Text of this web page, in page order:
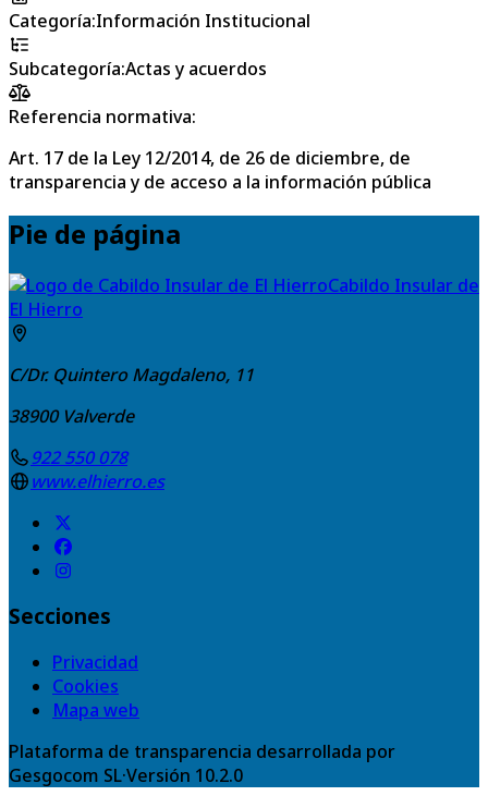
Categoría:Información Institucional
Subcategoría:Actas y acuerdos
Referencia normativa:
Art. 17 de la Ley 12/2014, de 26 de diciembre, de
transparencia y de acceso a la información pública
Pie de página
Cabildo Insular de
El Hierro
C/Dr. Quintero Magdaleno, 11
38900 Valverde
922 550 078
www.elhierro.es
Secciones
Privacidad
Cookies
Mapa web
Plataforma de transparencia desarrollada por
Gesgocom SL·Versión 10.2.0